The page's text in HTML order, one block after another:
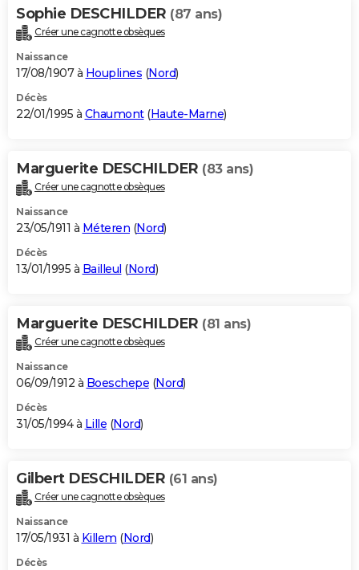
Sophie DESCHILDER (87 ans)
Créer une cagnotte obsèques
Naissance
17/08/1907 à Houplines (Nord)
Décès
22/01/1995 à Chaumont(Haute-Marne)
Marguerite DESCHILDER (83 ans)
Créer une cagnotte obsèques
Naissance
23/05/1911 à Méteren (Nord)
Décès
13/01/1995 à Bailleul (Nord)
Marguerite DESCHILDER (81 ans)
Créer une cagnotte obsèques
Naissance
06/09/1912 à Boeschepe (Nord)
Décès
31/05/1994 à Lille (Nord)
Gilbert DESCHILDER (61 ans)
Créer une cagnotte obsèques
Naissance
17/05/1931 à Killem (Nord)
Décès